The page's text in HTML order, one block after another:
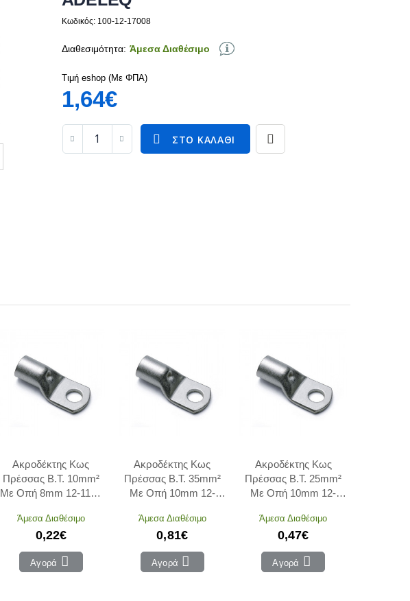
Κωδικός: 100-12-17008
Διαθεσιμότητα: Άμεσα Διαθέσιμο
Τιμή eshop (Με ΦΠΑ)
1,64€
ΣΤΟ ΚΑΛΆΘΙ
Ακροδέκτης Κως
Πρέσσας Β.Τ. 10mm²
Με Οπή 8mm 12-1108
Άμεσα Διαθέσιμο
0,22€
Αγορά
Ακροδέκτης Κως
Πρέσσας Β.Τ. 35mm²
Με Οπή 10mm 12-
Άμεσα Διαθέσιμο
0,81€
Αγορά
Ακροδέκτης Κως
Πρέσσας Β.Τ. 25mm²
Με Οπή 10mm 12-
Άμεσα Διαθέσιμο
0,47€
Αγορά